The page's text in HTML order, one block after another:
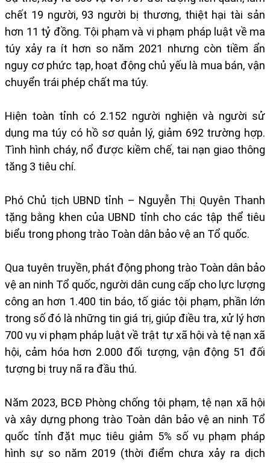
chết 19 người, 93 người bị thương, thiệt hại tài sản
hơn 11 tỷ đồng. Tội phạm và vi phạm pháp luật về ma
túy xảy ra ít hơn so năm 2021 nhưng còn tiềm ẩn
nguy cơ phức tạp, hoạt động chủ yếu là mua bán, vận
chuyển trái phép chất ma túy.
Hiện toàn tỉnh có 2.152 người nghiện và người sử
dụng ma túy có hồ sơ quản lý, giảm 692 trường hợp.
Tình hình cháy, nổ được kiềm chế, tai nạn giao thông
tăng 3 tiêu chí.​
Phó Chủ tịch UBND tỉnh – Nguyễn Thị Quyên Tha​nh
tặng bằng khen của UBND tỉnh cho các tập thể tiêu
biểu trong phong trào Toàn dân bảo vệ an Tổ quốc.
Qua tuyên truyền, phát động phong trào Toàn dân bảo
vệ an ninh Tổ quốc, người dân cung cấp cho lực lượng
công an hơn 1.400 tin báo, tố giác tội phạm, phần lớn
trong số đó là những tin giá trị, giúp điều tra, xử lý hơn
700 vụ vi phạm pháp luật về trật tự xã hội và tệ nạn xã
hội, cảm hóa hơn 2.000 đối tượng, vận động 51 đối
tượng bị truy nã ra đầu thú.
Năm 2023, BCĐ Phòng chống tội phạm, tệ nạn xã hội
và xây dựng phong trào Toàn dân bảo vệ an ninh Tổ
quốc tỉnh đặt mục tiêu giảm 5% số vụ phạm pháp
hình sự so năm 2019 (thời điểm chưa xảy ra dịch